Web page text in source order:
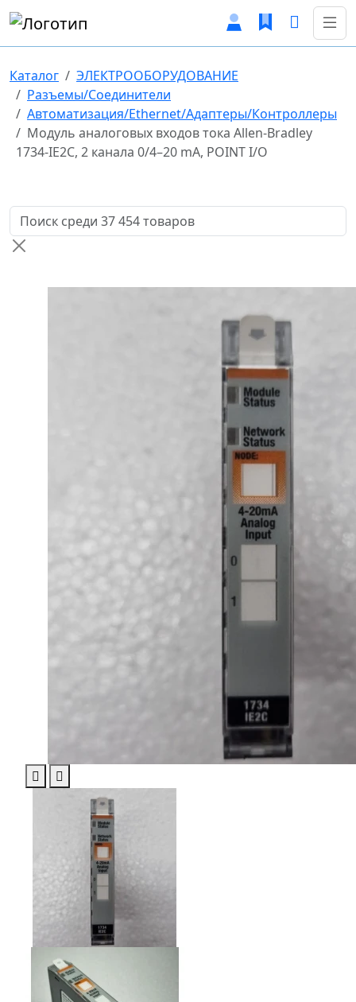
Каталог
ЭЛЕКТРООБОРУДОВАНИЕ
Разъемы/Соединители
Автоматизация/Ethernet/Адаптеры/Контроллеры
Модуль аналоговых входов тока Allen-Bradley
1734-IE2C, 2 канала 0/4–20 mA, POINT I/O
Поиск товаров по названию или артикулу